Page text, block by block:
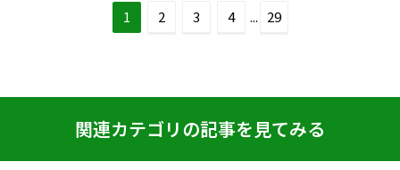
1 2 3 4 ... 29
関連カテゴリの記事を見てみる